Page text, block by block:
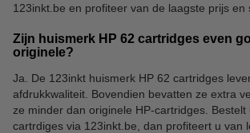
123inkt.be en profiteer van de laagste prijs en
Zijn huismerk HP 62 cartridges even
originele?
Ja. De 123inkt huismerk HP 62 cartridges
afdrukkwaliteit. Bovendien bevatten ze extra
ze minder dan originele HP-cartridges. Bestelt
cartrdiges via 123inkt.be, dan profiteert u van